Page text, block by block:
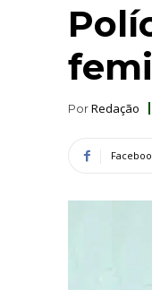
PorRedação